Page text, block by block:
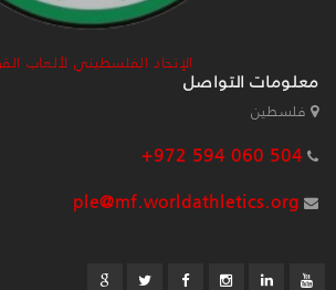
الإتحاد الفلسطيني لألعاب
معلومات التواصل
فلسطين
+972 594 060 504
ple@mf.worldathletics.org